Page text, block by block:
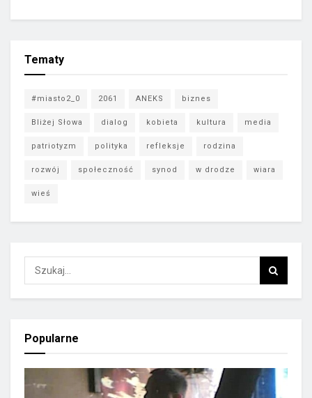
Tematy
#miasto2_0 2061 ANEKS biznes
Bliżej Słowa dialog kobieta kultura media
patriotyzm polityka refleksje rodzina
rozwój społeczność synod w drodze wiara
wieś
Popularne